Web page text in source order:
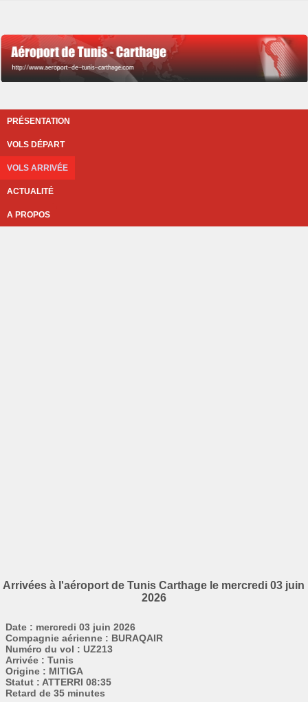
PRÉSENTATION
VOLS DÉPART
VOLS ARRIVÉE
ACTUALITÉ
A PROPOS
Arrivées à l'aéroport de Tunis Carthage le mercredi 03 juin
2026
Date : mercredi 03 juin 2026
Compagnie aérienne : BURAQAIR
Numéro du vol : UZ213
Arrivée : Tunis
Origine : MITIGA
Statut : ATTERRI 08:35
Retard de 35 minutes